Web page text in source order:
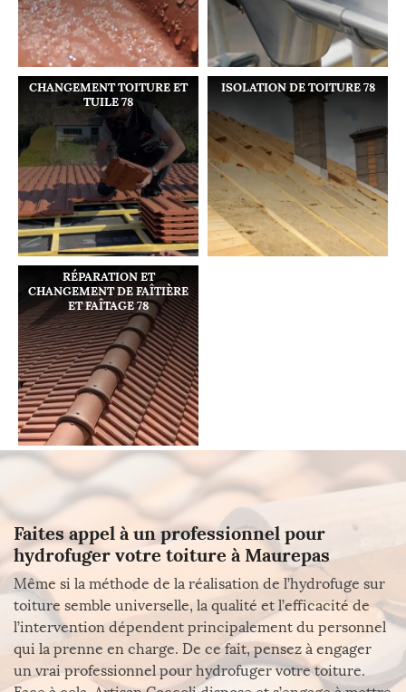
CHANGEMENT TOITURE ET
TUILE 78
ISOLATION DE TOITURE 78
RÉPARATION ET
CHANGEMENT DE FAÎTIÈRE
ET FAÎTAGE 78
Faites appel à un professionnel pour
hydrofuger votre toiture à Maurepas
Même si la méthode de la réalisation de l’hydrofuge sur
toiture semble universelle, la qualité et l’efficacité de
l’intervention dépendent principalement du personnel
qui la prenne en charge. De ce fait, pensez à engager
un vrai professionnel pour hydrofuger votre toiture.